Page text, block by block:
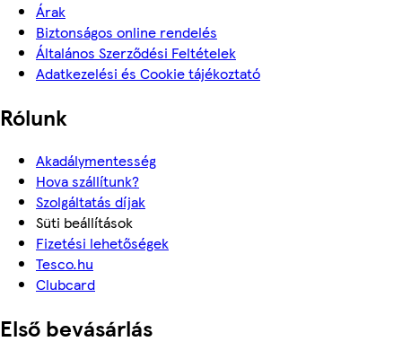
Árak
Biztonságos online rendelés
Általános Szerződési Feltételek
Adatkezelési és Cookie tájékoztató
Rólunk
Akadálymentesség
Hova szállítunk?
Szolgáltatás díjak
Süti beállítások
Fizetési lehetőségek
Tesco.hu
Clubcard
Első bevásárlás